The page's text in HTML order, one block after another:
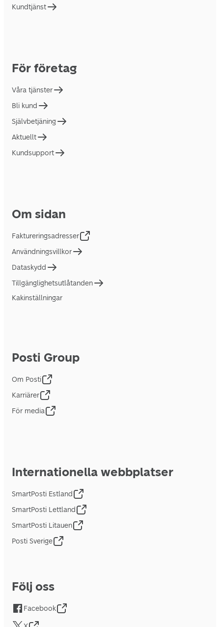
Kundtjänst
För företag
Våra tjänster
Bli kund
Självbetjäning
Aktuellt
Kundsupport
Om sidan
Faktureringsadresser
Användningsvillkor
Dataskydd
Tillgänglighetsutlåtanden
Kakinställningar
Posti Group
Om Posti
Karriärer
För media
Internationella webbplatser
SmartPosti Estland
SmartPosti Lettland
SmartPosti Litauen
Posti Sverige
Följ oss
Facebook